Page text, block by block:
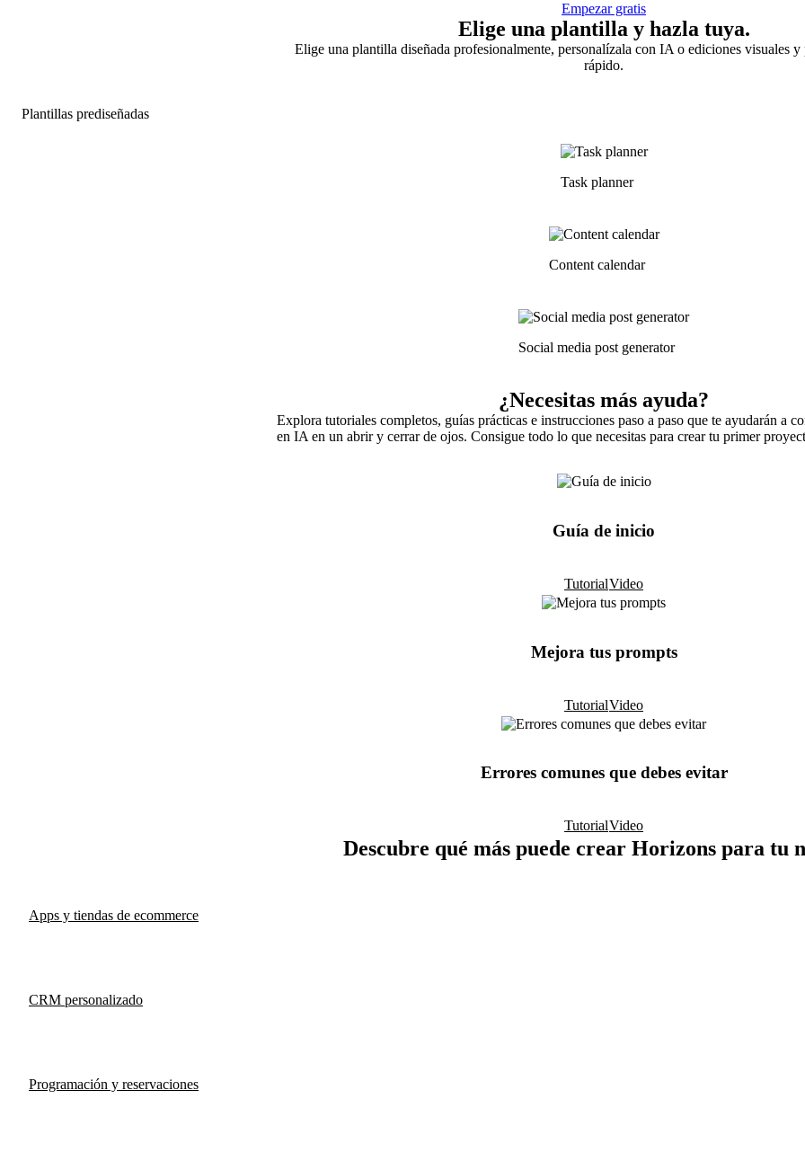
Empezar gratis
Elige una plantilla y hazla tuya.
Elige una plantilla diseñada profesionalmente, personalízala con IA o ediciones visuales
rápido.
Plantillas prediseñadas
Task planner
Content calendar
Social media post generator
¿Necesitas más ayuda?
Explora tutoriales completos, guías prácticas e instrucciones paso a paso que te ayudarán a
en IA en un abrir y cerrar de ojos. Consigue todo lo que necesitas para crear tu primer
Guía de inicio
TutorialVideo
Mejora tus prompts
TutorialVideo
Errores comunes que debes evitar
TutorialVideo
Descubre qué más puede crear Horizons para tu
Apps y tiendas de ecommerce
CRM personalizado
Programación y reservaciones